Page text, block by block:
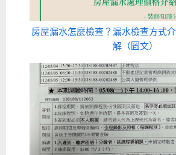
房屋漏水怎麼檢查？漏水檢查方式
解（圖文）